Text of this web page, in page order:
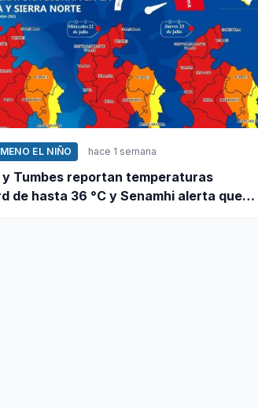
EL NIÑO hace 1 semana
y Tumbes reportan temperaturas
36 °C y Senamhi alerta que